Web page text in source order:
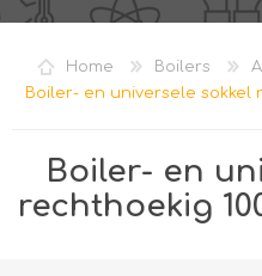
REGISTREREN
VERLANGLIJST
Home Boilers
Boiler- en universele sokkel
Boiler- en
rechthoekig